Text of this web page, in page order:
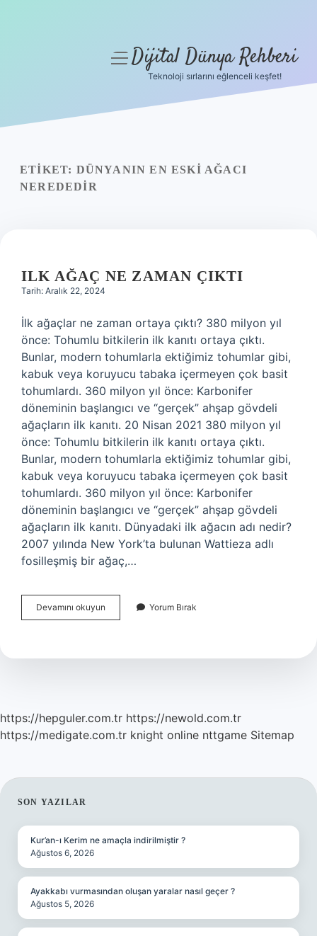
Yasal Uyarı
menüyüDijital Dünya Rehberi
Teknoloji sırlarını eğlenceli keşfet!
ETIKET: DÜNYANIN EN ESKI AĞACI
NEREDEDIR
ILK AĞAÇ NE ZAMAN ÇIKTI
Tarih: Aralık 22, 2024
İlk ağaçlar ne zaman ortaya çıktı? 380 milyon yıl
önce: Tohumlu bitkilerin ilk kanıtı ortaya çıktı.
Bunlar, modern tohumlarla ektiğimiz tohumlar gibi,
kabuk veya koruyucu tabaka içermeyen çok basit
tohumlardı. 360 milyon yıl önce: Karbonifer
döneminin başlangıcı ve “gerçek” ahşap gövdeli
ağaçların ilk kanıtı. 20 Nisan 2021 380 milyon yıl
önce: Tohumlu bitkilerin ilk kanıtı ortaya çıktı.
Bunlar, modern tohumlarla ektiğimiz tohumlar gibi,
kabuk veya koruyucu tabaka içermeyen çok basit
tohumlardı. 360 milyon yıl önce: Karbonifer
döneminin başlangıcı ve “gerçek” ahşap gövdeli
ağaçların ilk kanıtı. Dünyadaki ilk ağacın adı nedir?
2007 yılında New York’ta bulunan Wattieza adlı
fosilleşmiş bir ağaç,…
Devamını okuyun
Ağaç
Çıktı
Yorum Bırak
https://hepguler.com.tr https://newold.com.tr
https://medigate.com.tr knight online nttgame Sitemap
SIDEBAR
SON YAZILAR
Kur’an-ı Kerim ne amaçla indirilmiştir ?
Ağustos 6, 2026
Ayakkabı vurmasından oluşan yaralar nasıl geçer ?
Ağustos 5, 2026